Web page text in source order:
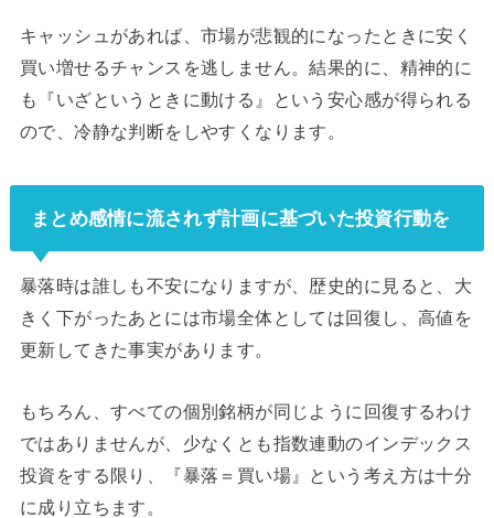
キャッシュがあれば、市場が悲観的になったときに安く
買い増せるチャンスを逃しません。結果的に、精神的に
も『いざというときに動ける』という安心感が得られる
ので、冷静な判断をしやすくなります。
まとめ感情に流されず計画に基づいた投資行動を
暴落時は誰しも不安になりますが、歴史的に見ると、大
きく下がったあとには市場全体としては回復し、高値を
更新してきた事実があります。
もちろん、すべての個別銘柄が同じように回復するわけ
ではありませんが、少なくとも指数連動のインデックス
投資をする限り、『暴落＝買い場』という考え方は十分
に成り立ちます。